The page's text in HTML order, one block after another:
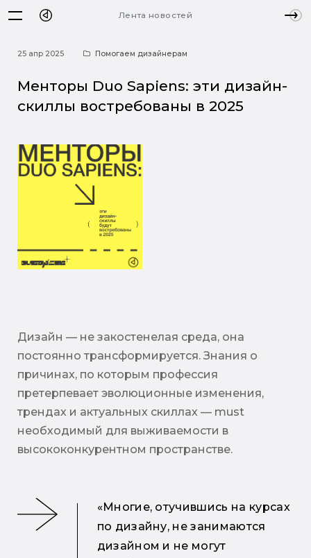
Лента новостей
25 апр 2025 Помогаем дизайнерам
Менторы Duo Sapiens: эти дизайн-
скиллы востребованы в 2025
Дизайн — не закостенелая среда, она
постоянно трансформируется. Знания о
причинах, по которым профессия
претерпевает эволюционные изменения,
трендах и актуальных скиллах — must
необходимый для выживаемости в
высококонкурентном пространстве.
«Многие, отучившись на курсах
по дизайну, не занимаются
дизайном и не могут